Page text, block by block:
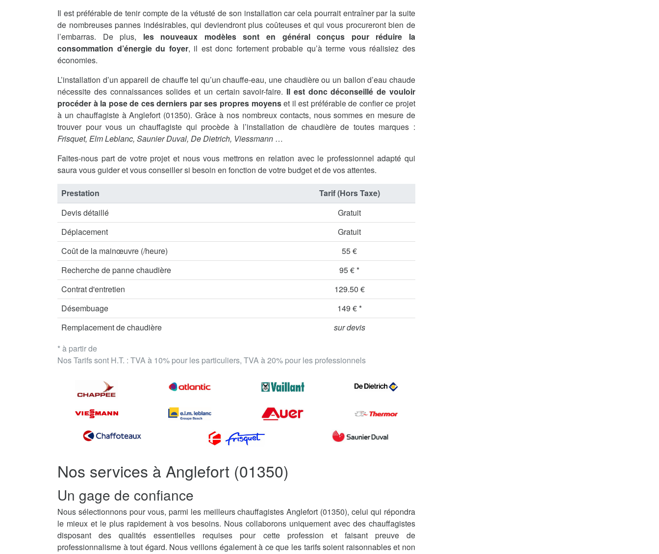
Il est préférable de tenir compte de la vétusté de son installation car cela pourrait entraîner par la suite
de nombreuses pannes indésirables, qui deviendront plus coûteuses et qui vous procureront bien de
l’embarras. De plus, les nouveaux modèles sont en général conçus pour réduire la
consommation d’énergie du foyer, il est donc fortement probable qu’à terme vous réalisiez des
économies.
L’installation d’un appareil de chauffe tel qu’un chauffe-eau, une chaudière ou un ballon d’eau chaude
nécessite des connaissances solides et un certain savoir-faire. Il est donc déconseillé de vouloir
procéder à la pose de ces derniers par ses propres moyenset il est préférable de confier ce projet
à un chauffagiste à Anglefort (01350). Grâce à nos nombreux contacts, nous sommes en mesure de
trouver pour vous un chauffagiste qui procède à l’installation de chaudière de toutes marques :
Frisquet, Elm Leblanc, Saunier Duval, De Dietrich, Viessmann …
Faites-nous part de votre projet et nous vous mettrons en relation avec le professionnel adapté qui
saura vous guider et vous conseiller si besoin en fonction de votre budget et de vos attentes.
* à partir de
Nos Tarifs sont H.T. : TVA à 10% pour les particuliers, TVA à 20% pour les professionnels
Prestation
Tarif (Hors Taxe)
Devis détaillé
Gratuit
Déplacement
Gratuit
Coût de la mainœuvre (/heure)
55 €
Recherche de panne chaudière
95 € *
Contrat d'entretien
129.50 €
Désembuage
149 € *
Remplacement de chaudière
sur devis
Nos services à Anglefort (01350)
Un gage de confiance
Nous sélectionnons pour vous, parmi les meilleurs chauffagistes Anglefort (01350), celui qui répondra
le mieux et le plus rapidement à vos besoins. Nous collaborons uniquement avec des chauffagistes
disposant des qualités essentielles requises pour cette profession et faisant preuve de
professionnalisme à tout égard. Nous veillons également à ce que les tarifs soient raisonnables et non